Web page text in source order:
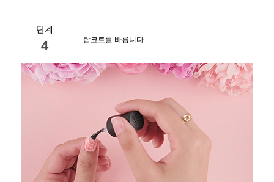
단계
4 탑코트를 바릅니다.